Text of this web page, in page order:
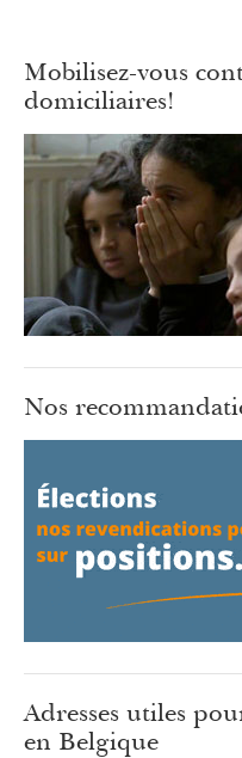
Mobilisez-vous
domiciliaires!
Nos
Adresses utiles
en Belgique